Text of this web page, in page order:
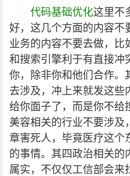
代码基础优化这里不
好，这几个方面的内容不
业务的内容不要去做，
和搜索引擎利于有直接冲
你，除非你和他们合作。
去涉及，冲上来就发这些
给你面子了，而是你不给
美容相关的行业不要涉及
章害死人，毕竟医疗这个
的事情。其四政治相关的
属实，不仅仅工信部会来